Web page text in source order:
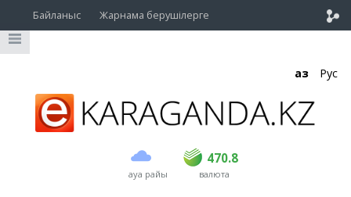
Байланыс Жарнама берушілерге
Қаз Рус
ауа райы
470.8
USD 468.5 470.8
EUR валюта